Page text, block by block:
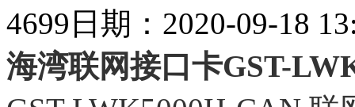
4699 日期：2020-09-18
海湾联网接口卡GST-